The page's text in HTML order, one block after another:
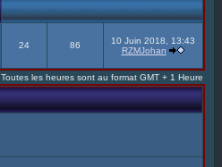
24 86
10 Juin 2018, 13:43
RZMJohan
Toutes les heures sont au format GMT + 1 Heure